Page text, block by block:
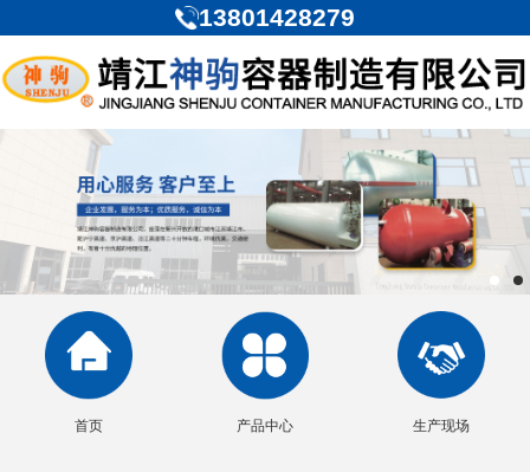
13801428279
首页 产品中心 生产现场